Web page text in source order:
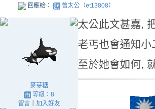
回應給： 曾太公（et13808）
麥芽糖
等級：8
留言｜ 加入好友
太公此文甚嘉,
老丐也會通知小
至於她會如何,